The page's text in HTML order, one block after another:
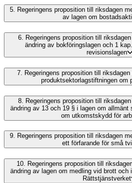
5. Regeringens proposition till riksdagen
av lagen om
6. Regeringens proposition till
ändring av bokföringslagen och 1
revisionslagen
7.
Regeringens proposition till
produktsektorlagstiftningen om
8. Regeringens proposition till
ändring av 13 och 19 § i lagen om allmänt
om utkomstskydd för
9. Regeringens proposition till riksdagen
ett förfarande för små
10. Regeringens proposition till
ändring av lagen om medling vid brott
Rättstjänstverket